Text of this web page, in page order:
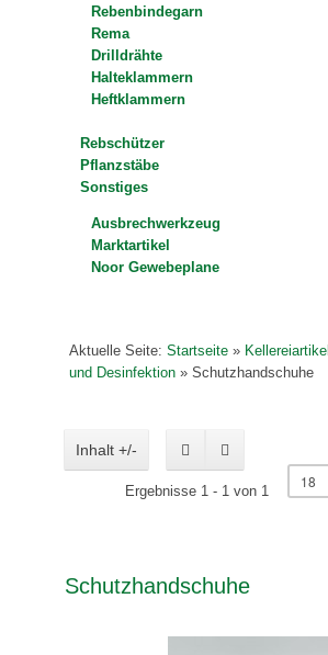
Rebenbindegarn
Rema
Drilldrähte
Halteklammern
Heftklammern
Rebschützer
Pflanzstäbe
Sonstiges
Ausbrechwerkzeug
Marktartikel
Noor Gewebeplane
Aktuelle Seite:Startseite » Kellereiartikel
und Desinfektion »Schutzhandschuhe
Inhalt +/-
Ergebnisse 1 - 1 von 1
Schutzhandschuhe